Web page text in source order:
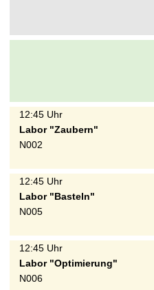
12:45 Uhr
Labor "Zaubern"
N002
12:45 Uhr
Labor "Basteln"
N005
12:45 Uhr
Labor "Optimierung"
N006